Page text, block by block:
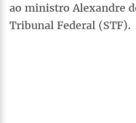
ao ministro Alexandre
Tribunal Federal (STF).